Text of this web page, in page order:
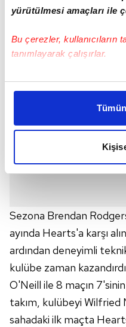
yürütülmesi amaçları ile
Bu çerezler, kullanıcıların
tanımlayarak çalışırlar.
Bu çerezlere izin vermeniz
daha iyi reklam deneyimi
amacımızın size daha iyi
elimizden gelen çabayı
Her halükârda,
takdirde, kullanıcılara
gösterilmeyecektir."
Sizlere daha iyi bir hizmet
Sitemizde kendimize ve
kullanılmaktadır. Bu
verileriniz işlenmekte olup
Sezona Brendan
ayında Hearts'a karşı
ardından deneyimli
kulübe zaman
O'Neill ile 8 maçın
takım, kulübeyi
sahadaki ilk maçta